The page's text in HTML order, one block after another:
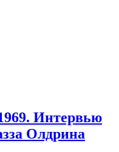
Интервью
Олдрина